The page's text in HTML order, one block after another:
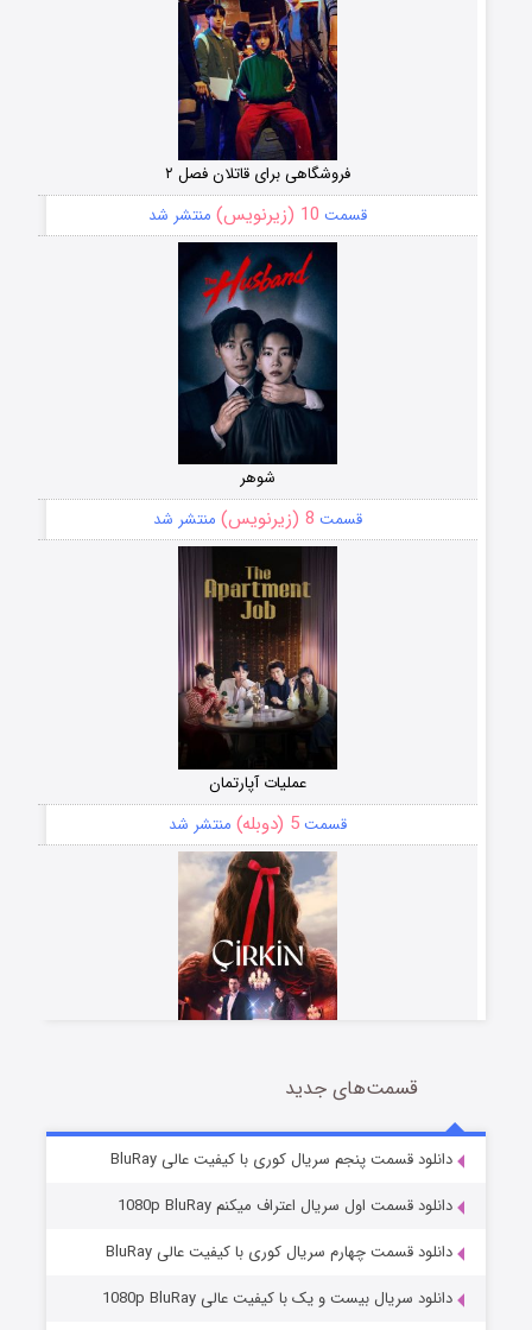
فروشگاهی برای قاتلان فصل ۲
قسمت 10 (زیرنویس) منتشر شد
شوهر
قسمت 8 (زیرنویس) منتشر شد
عملیات آپارتمان
قسمت5 (دوبله) منتشر شد
سریال زشت
قسمت2 (زیرنویس) منتشر شد
قسمت‌های جدید
دانلود قسمت پنجم سریال کوری با کیفیت عالی BluRay
دانلود قسمت اول سریال اعتراف میکنم 1080p BluRay
دانلود قسمت چهارم سریال کوری با کیفیت عالی BluRay
دانلود سریال بیست و یک با کیفیت عالی 1080p BluRay